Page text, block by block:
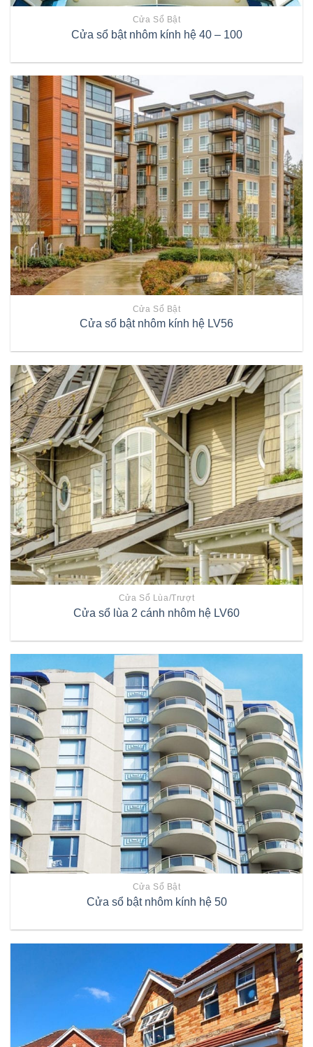
Cửa Sổ Bật
Cửa sổ bật nhôm kính hệ 40 – 100
Cửa Sổ Bật
Cửa sổ bật nhôm kính hệ LV56
Cửa Sổ Lùa/trượt
Cửa sổ lùa 2 cánh nhôm hệ LV60
Cửa Sổ Bật
Cửa sổ bật nhôm kính hệ 50